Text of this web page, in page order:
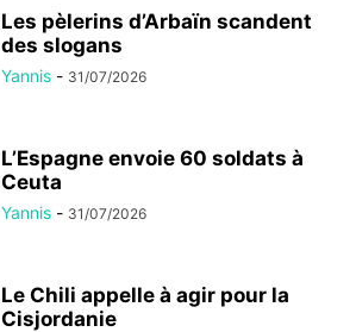
Les pèlerins d’Arbaïn scandent
des slogans
Yannis - 31/07/2026
L’Espagne envoie 60 soldats à
Ceuta
Yannis - 31/07/2026
Le Chili appelle à agir pour la
Cisjordanie